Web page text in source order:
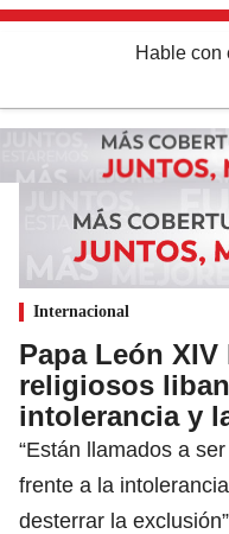
Hable con
Internacional
Papa León
religiosos
intolerancia y
“Están llamados a
frente a la
desterrar la